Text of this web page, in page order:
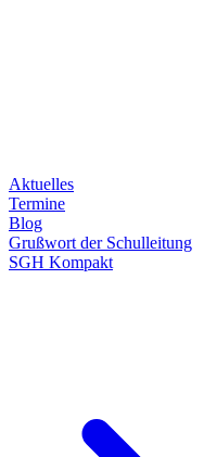
Aktuelles
Termine
Blog
Grußwort der Schulleitung
SGH Kompakt